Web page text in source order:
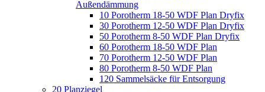
Außendämmung
10 Porotherm 18-50 WDF Plan Dryfix
30 Porotherm 12-50 WDF Plan Dryfix
50 Porotherm 8-50 WDF Plan Dryfix
60 Porotherm 18-50 WDF Plan
70 Porotherm 12-50 WDF Plan
80 Porotherm 8-50 WDF Plan
120 Sammelsäcke für Entsorgung
20 Planziegel